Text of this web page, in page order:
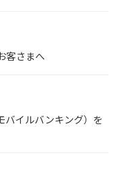
客さまへ
イルバンキング）を